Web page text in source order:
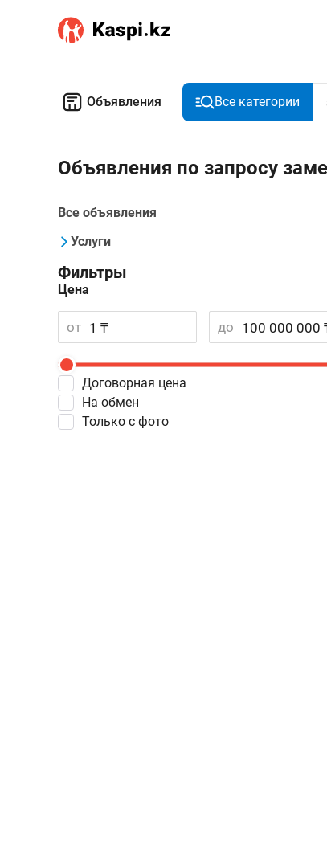
Объявления Все категории
Объявления по запросу
Все объявления
Услуги
Фильтры
Цена
от до
Договорная цена
На обмен
Только с фото